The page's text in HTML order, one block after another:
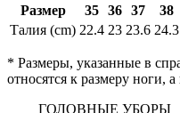
Размер
35 36 37 38
Талия (cm) 22.4 23 23.6 24.3
* Размеры, указанные в
относятся к размеру ноги,
ГОЛОВНЫЕ УБОРЫ